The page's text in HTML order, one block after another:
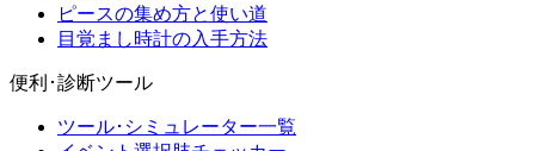
ピースの集め方と使い道
目覚まし時計の入手方法
便利･診断ツール
ツール･シミュレーター一覧